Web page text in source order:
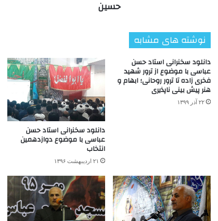
حسین
نوشته های مشابه
دانلود سخنرانی استاد حسن
عباسی با موضوع از ترور شهید
فخری زاده تا ترور روحانی؛ ابهام و
هنر پیش بینی ناپذیری
۲۲ آذر ۱۳۹۹
دانلود سخنرانی استاد حسن
عباسی با موضوع دوازدهمین
انتخاب
۲۱ اردیبهشت ۱۳۹۶